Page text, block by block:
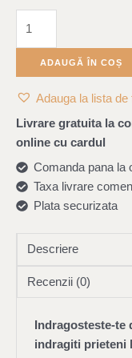
ADAUGĂ ÎN COȘ
Adauga la lista de
Livrare gratuita la
online cu cardul
Comanda pana la
Taxa livrare
Plata securizata
Descriere
Recenzii (0)
Indragosteste-
indragiti prieteni